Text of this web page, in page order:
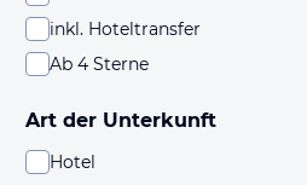
inkl. Hoteltransfer
Ab 4 Sterne
Art der Unterkunft
Hotel